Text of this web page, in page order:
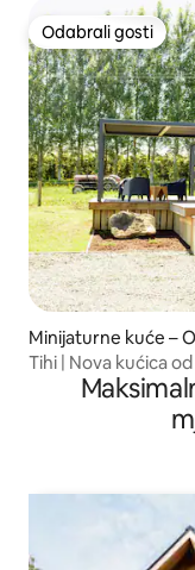
Odabrali gosti
Odabrali gosti
Minijaturne kuće –
Tihi | Nova kućica